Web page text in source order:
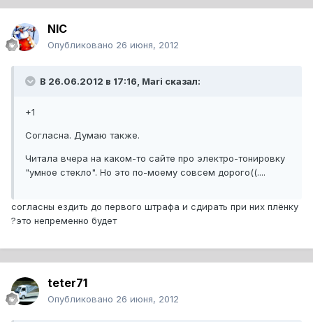
NIC
Опубликовано 26 июня, 2012
В 26.06.2012 в 17:16, Mari сказал:
+1
Согласна. Думаю также.
Читала вчера на каком-то сайте про электро-тонировку
"умное стекло". Но это по-моему совсем дорого((....
согласны ездить до первого штрафа и сдирать при них плёнку
?это непременно будет
teter71
Опубликовано 26 июня, 2012